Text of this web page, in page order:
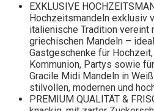
EXKLUSIVE
Hochzeitsmandeln exklusiv
italienische Tradition vereint
griechischen Mandeln –
Gastgeschenke für
Kommunion, Partys sowie
Gracile Midi Mandeln in
stilvollen, modernen und
PREMIUM QUALITÄT &